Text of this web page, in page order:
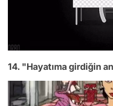
14. "Hayatıma girdiğin